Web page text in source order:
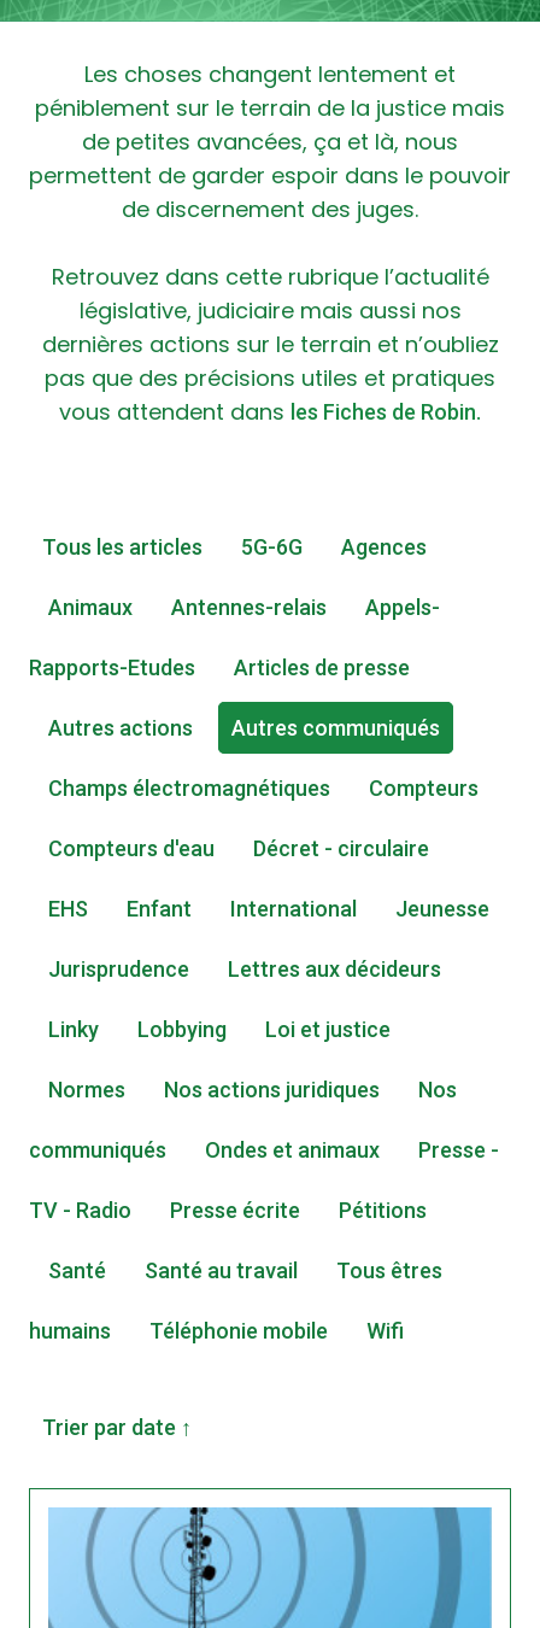
Les choses changent lentement et
péniblement sur le terrain de la justice mais
de petites avancées, ça et là, nous
permettent de garder espoir dans le pouvoir
de discernement des juges.
Retrouvez dans cette rubrique l’actualité
législative, judiciaire mais aussi nos
dernières actions sur le terrain et n’oubliez
pas que des précisions utiles et pratiques
vous attendent dans les Fiches de Robin.
Tous les articles 5G-6G Agences
Animaux Antennes-relais Appels-
Rapports-Etudes Articles de presse
Autres actions Autres communiqués
Champs électromagnétiques Compteurs
Compteurs d'eau Décret - circulaire
EHS Enfant International Jeunesse
Jurisprudence Lettres aux décideurs
Linky Lobbying Loi et justice
Normes Nos actions juridiques Nos
communiqués Ondes et animaux Presse -
TV - Radio Presse écrite Pétitions
Santé Santé au travail Tous êtres
humains Téléphonie mobile Wifi
Trier par date ↑